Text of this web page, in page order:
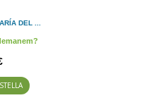
DEL ...